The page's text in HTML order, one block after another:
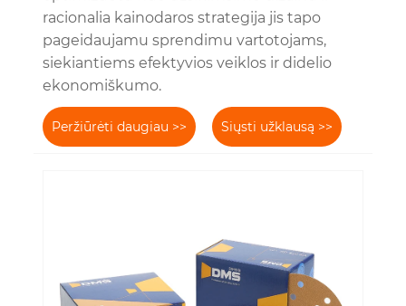
racionalia kainodaros strategija jis tapo
pageidaujamu sprendimu vartotojams,
siekiantiems efektyvios veiklos ir didelio
ekonomiškumo.
Peržiūrėti daugiau >> Siųsti užklausą >>